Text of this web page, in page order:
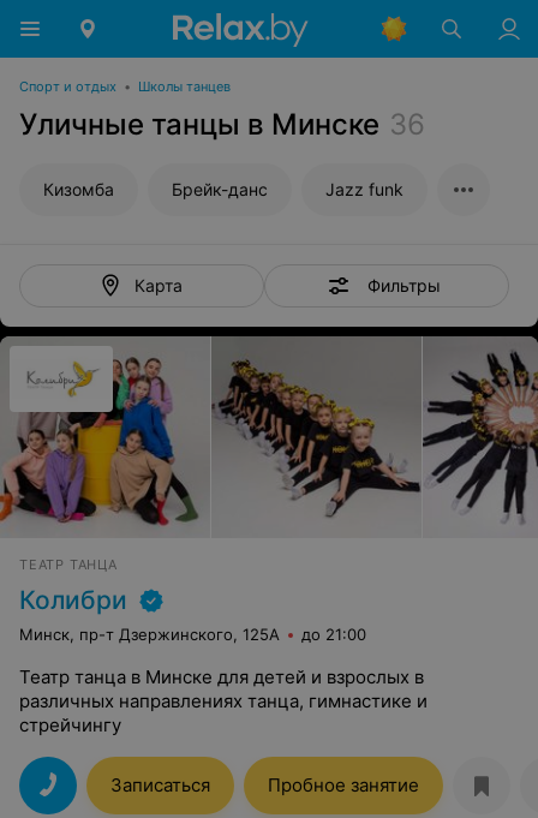
Спорт и отдых • Школы танцев
Уличные танцы в Минске 36
Кизомба Брейк-данс Jazz funk
Карта Фильтры
ТЕАТР ТАНЦА
Колибри
Минск, пр-т Дзержинского, 125А до 21:00
Театр танца в Минске для детей и взрослых в
различных направлениях танца, гимнастике и
стрейчингу
Записаться Пробное занятие